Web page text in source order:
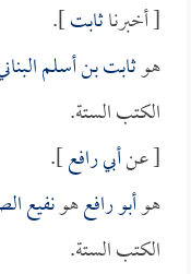
[ أخبرناثابت].
هوثابت بن أسلم
الكتب الستة.
[ عنأبي رافع].
هوأبو رافعهونفيع
الكتب الستة.